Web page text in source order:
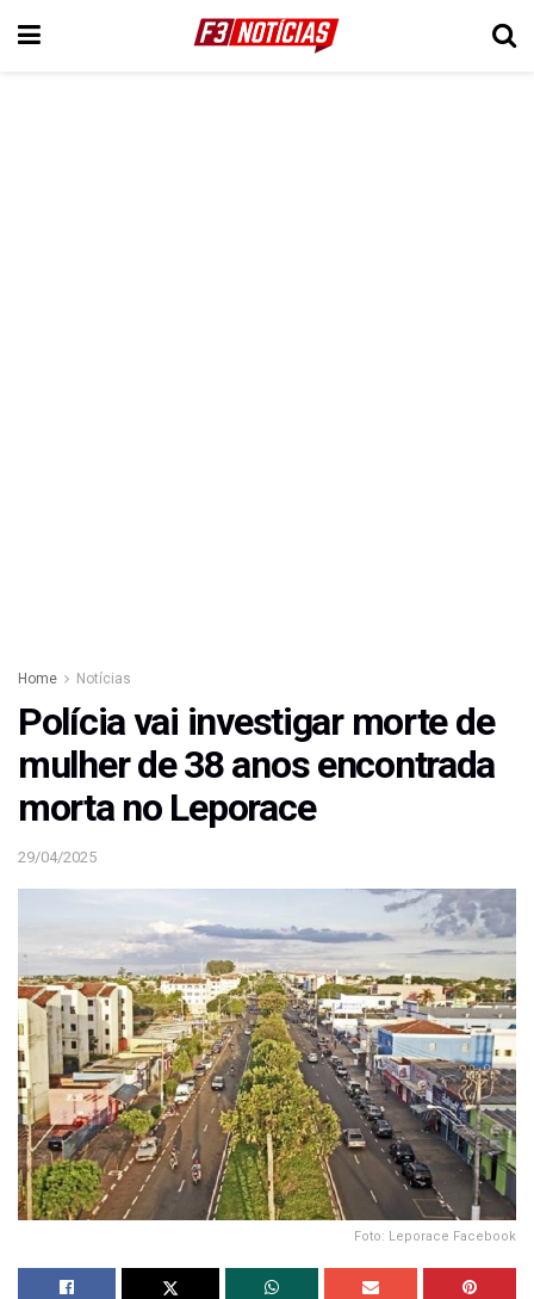
Home Notícias
Polícia vai investigar morte de
mulher de 38 anos encontrada
morta no Leporace
29/04/2025
Foto: Leporace Facebook